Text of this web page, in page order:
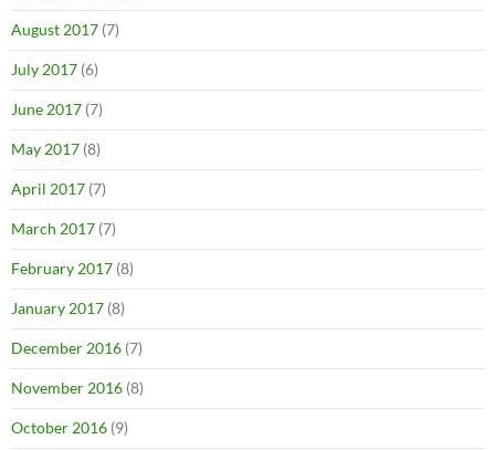
August 2017 (7)
July 2017 (6)
June 2017 (7)
May 2017 (8)
April 2017 (7)
March 2017 (7)
February 2017 (8)
January 2017 (8)
December 2016 (7)
November 2016 (8)
October 2016 (9)